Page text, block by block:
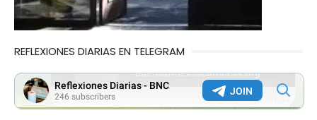
REFLEXIONES DIARIAS EN TELEGRAM